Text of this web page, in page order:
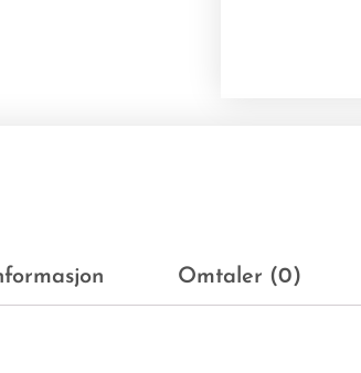
Omtaler (0)